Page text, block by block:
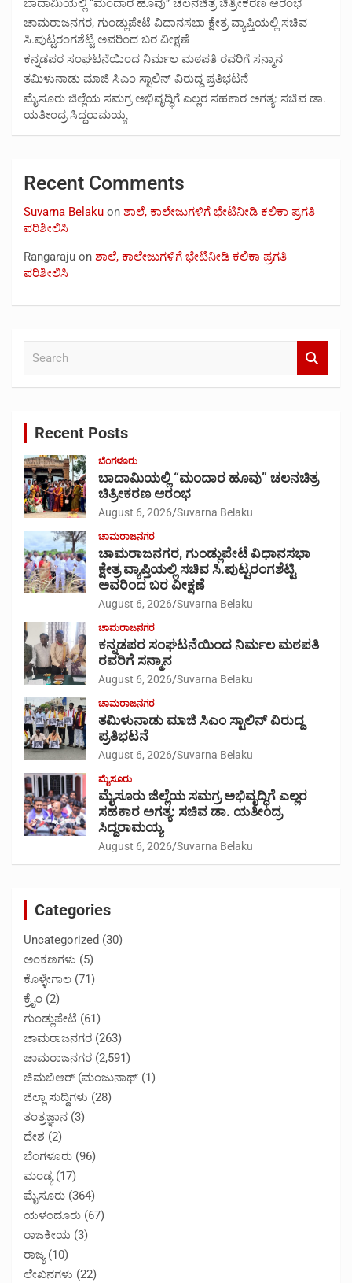
ಬಾದಾಮಿಯಲ್ಲಿ “ಮಂದಾರ ಹೂವು” ಚಲನಚಿತ್ರ ಚಿತ್ರೀಕರಣ ಆರಂಭ
ಚಾಮರಾಜನಗರ, ಗುಂಡ್ಲುಪೇಟೆ ವಿಧಾನಸಭಾ ಕ್ಷೇತ್ರ ವ್ಯಾಪ್ತಿಯಲ್ಲಿ ಸಚಿವ
ಸಿ.ಪುಟ್ಟರಂಗಶೆಟ್ಟಿ ಅವರಿಂದ ಬರ ವೀಕ್ಷಣೆ
ಕನ್ನಡಪರ ಸಂಘಟನೆಯಿಂದ ನಿರ್ಮಲ ಮಠಪತಿ ರವರಿಗೆ ಸನ್ಮಾನ
ತಮಿಳುನಾಡು ಮಾಜಿ ಸಿಎಂ ಸ್ಟಾಲಿನ್ ವಿರುದ್ದ ಪ್ರತಿಭಟನೆ
ಮೈಸೂರು ಜಿಲ್ಲೆಯ ಸಮಗ್ರ ಅಭಿವೃದ್ಧಿಗೆ ಎಲ್ಲರ ಸಹಕಾರ ಅಗತ್ಯ: ಸಚಿವ ಡಾ.
ಯತೀಂದ್ರ ಸಿದ್ದರಾಮಯ್ಯ
Recent Comments
Suvarna Belaku on ಶಾಲೆ, ಕಾಲೇಜುಗಳಿಗೆ ಭೇಟಿನೀಡಿ ಕಲಿಕಾ ಪ್ರಗತಿ
ಪರಿಶೀಲಿಸಿ
Rangaraju on ಶಾಲೆ, ಕಾಲೇಜುಗಳಿಗೆ ಭೇಟಿನೀಡಿ ಕಲಿಕಾ ಪ್ರಗತಿ
ಪರಿಶೀಲಿಸಿ
Recent Posts
ಬೆಂಗಳೂರು
ಬಾದಾಮಿಯಲ್ಲಿ “ಮಂದಾರ ಹೂವು” ಚಲನಚಿತ್ರ
ಚಿತ್ರೀಕರಣ ಆರಂಭ
August 6, 2026 Suvarna Belaku
ಚಾಮರಾಜನಗರ
ಚಾಮರಾಜನಗರ, ಗುಂಡ್ಲುಪೇಟೆ ವಿಧಾನಸಭಾ
ಕ್ಷೇತ್ರ ವ್ಯಾಪ್ತಿಯಲ್ಲಿ ಸಚಿವ ಸಿ.ಪುಟ್ಟರಂಗಶೆಟ್ಟಿ
ಅವರಿಂದ ಬರ ವೀಕ್ಷಣೆ
August 6, 2026 Suvarna Belaku
ಚಾಮರಾಜನಗರ
ಕನ್ನಡಪರ ಸಂಘಟನೆಯಿಂದ ನಿರ್ಮಲ ಮಠಪತಿ
ರವರಿಗೆ ಸನ್ಮಾನ
August 6, 2026 Suvarna Belaku
ಚಾಮರಾಜನಗರ
ತಮಿಳುನಾಡು ಮಾಜಿ ಸಿಎಂ ಸ್ಟಾಲಿನ್ ವಿರುದ್ದ
ಪ್ರತಿಭಟನೆ
August 6, 2026 Suvarna Belaku
ಮೈಸೂರು
ಮೈಸೂರು ಜಿಲ್ಲೆಯ ಸಮಗ್ರ ಅಭಿವೃದ್ಧಿಗೆ ಎಲ್ಲರ
ಸಹಕಾರ ಅಗತ್ಯ: ಸಚಿವ ಡಾ. ಯತೀಂದ್ರ
ಸಿದ್ದರಾಮಯ್ಯ
August 6, 2026 Suvarna Belaku
Categories
Uncategorized (30)
ಅಂಕಣಗಳು (5)
ಕೊಳ್ಳೇಗಾಲ (71)
ಕ್ರೈಂ (2)
ಗುಂಡ್ಲುಪೇಟೆ (61)
ಚಾಮರಾಜನಗರ (263)
ಚಾಮರಾಜನಗರ (2,591)
ಚಿಮಬಿಆರ್ (ಮಂಜುನಾಥ್ (1)
ಜಿಲ್ಲಾ ಸುದ್ದಿಗಳು (28)
ತಂತ್ರಜ್ಞಾನ (3)
ದೇಶ (2)
ಬೆಂಗಳೂರು (96)
ಮಂಡ್ಯ(17)
ಮೈಸೂರು (364)
ಯಳಂದೂರು (67)
ರಾಜಕೀಯ (3)
ರಾಜ್ಯ(10)
ಲೇಖನಗಳು (22)